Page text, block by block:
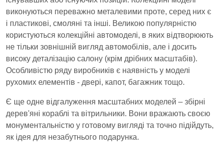
виконуються переважно металевими проте, серед них є
і пластикові, смоляні та інші. Великою популярністю
користуються колекційні автомоделі, в яких відтворюють
не тільки зовнішній вигляд автомобілів, але і досить
високу деталізацію салону (крім дрібних масштабів).
Особливістю ряду виробників є наявність у моделі
рухомих елементів - двері, капот, багажник тощо.
Є ще одне відгалуження масштабних моделей – збірні
дерев'яні кораблі та вітрильники. Вони вражають своєю
монументальністю у готовому вигляді та точно підійдуть,
як ідея для незабутнього подарунка.